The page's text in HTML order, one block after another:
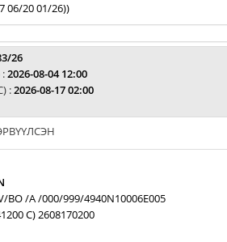
06/20 01/26))
26
2026-08-04 12:00
:2026-08-17 02:00
BO /A /000/999/4940N10006E005
C) 2608170200